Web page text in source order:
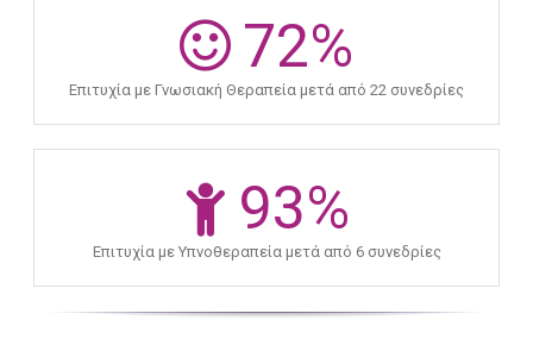
72%
Επιτυχία με Γνωσιακή Θεραπεία μετά από 22 συνεδρίες
93%
Επιτυχία με Υπνοθεραπεία μετά από 6 συνεδρίες